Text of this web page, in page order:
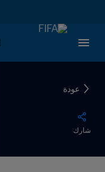
عودة
شارك